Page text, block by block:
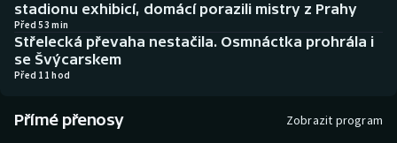
Biatlon
Boby a skeleton
Box
Aplikace ČT sport
AZ kvíz
stadionu exhibicí, domácí porazili mistry z Prahy
Před 53 min
Střelecká převaha nestačila. Osmnáctka prohrála i
se Švýcarskem
Před 11 hod
Přímé přenosy Zobrazit program